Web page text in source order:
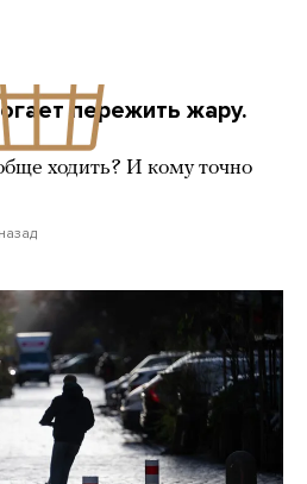
пережить жару.
ходить? И кому точно